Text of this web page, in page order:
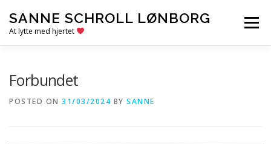
content
SANNE SCHROLL LØNBORG
At lytte med hjertet
Menu
Forbundet
POSTED ON 31/03/2024 BY SANNE